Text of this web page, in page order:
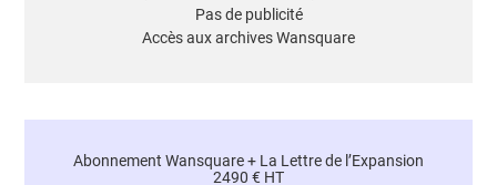
Pas de publicité
Accès aux archives Wansquare
Abonnement Wansquare + La Lettre de l’Expansion
2490 € HT